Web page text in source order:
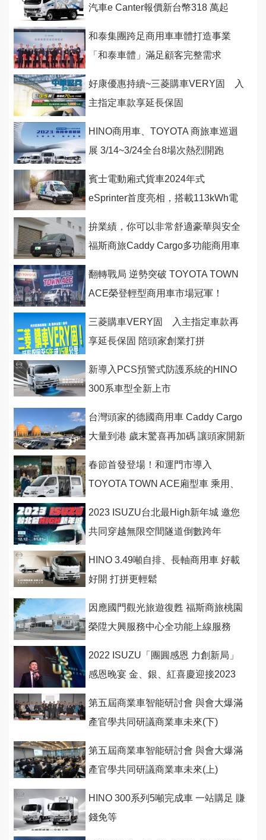
汽車e Canter報價新台幣318 萬起
和泰集團跨足商用車車體打造事業
「和泰車體」滿足顧客完整需求
好康優惠持續~三菱購車VERY固 入
主指定車款享延長保固
HINO商用車、TOYOTA 商旅車巡迴
展 3/14~3/24全台8場次熱烈開跑
賓士電動廂式貨車2024年式
eSprinter首度亮相，搭載113kWh電
拚業績，你可以非常舒適豪華與安全
福斯商旅Caddy Cargo多功能商用車
翻轉戰局 逆勢突破 TOYOTA TOWN
ACE榮登輕型商用車市場冠軍！
三菱購車VERY固 入主指定車款再
享延長保固 陪頭家創業打拼
新導入PCS預警式防護系統的HINO
300系車型全新上市
台灣頭家的德國商用車 Caddy Cargo
大量到港 歲末驚喜再加碼 讓頭家開新
春節首發登場！和運門市導入
TOYOTA TOWN ACE廂型車 乘用、
2023 ISUZU台北最High新年城 邀您
共同穿越無限空間隧道倒數跨年
HINO 3.49噸自排、長軸商用車 好載
好開 打拼更輕鬆
因應國門觀光旅遊復甦 福斯商旅桃園
榮陞大興服務中心全功能上線服務
2022 ISUZU「團圓感恩 力創新局」
感恩晚宴 金、銀、紅喜慶迎接2023
第五屆商業車智能研討會 與會大爆滿
產官學共同研議商業車未來(下)
第五屆商業車智能研討會 與會大爆滿
產官學共同研議商業車未來(上)
HINO 300系列5噸完成車 一站購足 賺
錢免等